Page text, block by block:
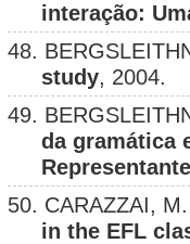
interação:
48.
study, 2004.
49.
da gramática
50. CARAZZAI,
in the EFL